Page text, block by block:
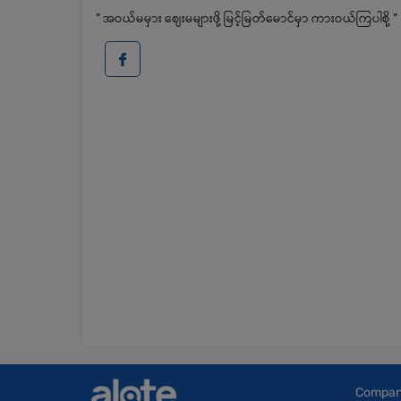
" အဝယ်မမှား ဈေးမများဖို့ မြင့်မြတ်မောင်မှာ ကားဝယ်ကြပါစို့ "